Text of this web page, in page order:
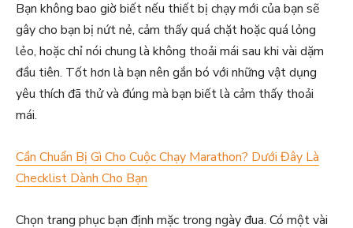
Bạn không bao giờ biết nếu thiết bị chạy mới của bạn sẽ
gây cho bạn bị nứt nẻ, cảm thấy quá chặt hoặc quá lỏng
lẻo, hoặc chỉ nói chung là không thoải mái sau khi vài dặm
đầu tiên. Tốt hơn là bạn nên gắn bó với những vật dụng
yêu thích đã thử và đúng mà bạn biết là cảm thấy thoải
mái.
Cần Chuẩn Bị Gì Cho Cuộc Chạy Marathon? Dưới Đây Là
Checklist Dành Cho Bạn
Chọn trang phục bạn định mặc trong ngày đua. Có một vài